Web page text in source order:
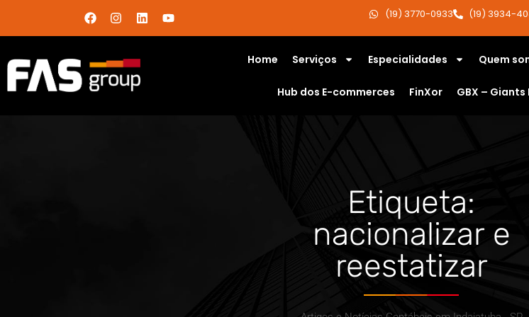
(19) 3770-0933 (19) 3934-
Home Serviços Especialidades Quem
Hub dos E-commerces FinXor GBX – Giants
Etiqueta:
nacionalizar e
reestatizar